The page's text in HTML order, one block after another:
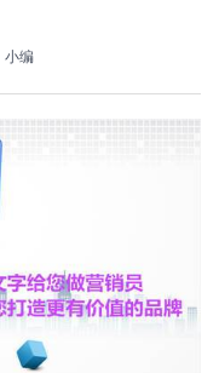
小编